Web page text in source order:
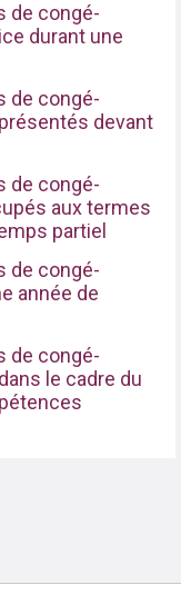
de congé-
durant une
de congé-
devant
de congé-
aux termes
partiel
de congé-
année de
de congé-
le cadre du